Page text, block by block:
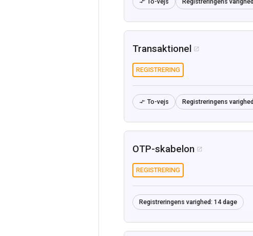

Transaktionel 
REGISTRERING
 To-vejs Registreringens
OTP-skabelon 
REGISTRERING
Registreringens varighed: 14 dage